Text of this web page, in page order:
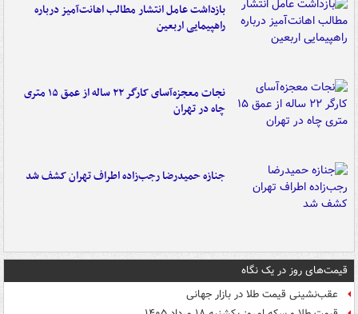
بازداشت عامل انتشار مطالب اهانت‌آمیز درباره
راهپیمایی اربعین
نجات معجزه‌آسای کارگر ۲۲ ساله از عمق ۱۵ متری
چاه در تهران
جنازه حمیدرضا رجب‌زاده اطراف تهران کشف شد
قیمت‌های روز در یک نگاه
عقب‌نشینی قیمت طلا در بازار جهانی